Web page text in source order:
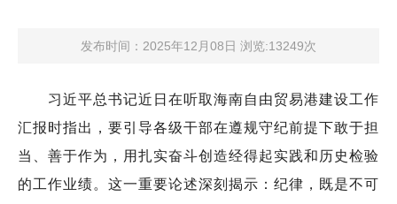
发布时间：2025年12月08日 浏览:13249次
习近平总书记近日在听取海南自由贸易港建设工作
汇报时指出，要引导各级干部在遵规守纪前提下敢于担
当、善于作为，用扎实奋斗创造经得起实践和历史检验
的工作业绩。这一重要论述深刻揭示：纪律，既是不可